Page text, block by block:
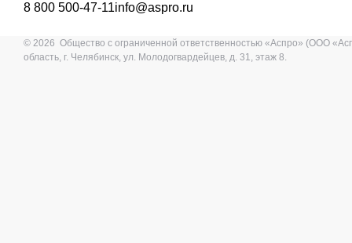
8 800 500-47-11info@aspro.ru
© 2026 Общество с ограниченной ответственностью «Аспро» (ООО
область, г. Челябинск, ул. Молодогвардейцев, д. 31, этаж 8.